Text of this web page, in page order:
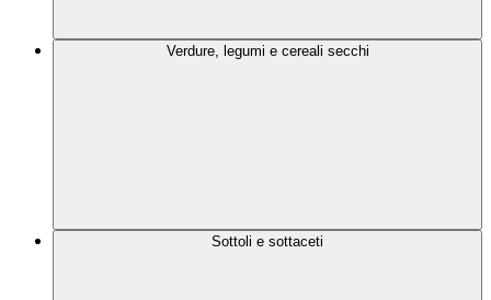
Verdure, legumi e cereali secchi
Sottoli e sottaceti